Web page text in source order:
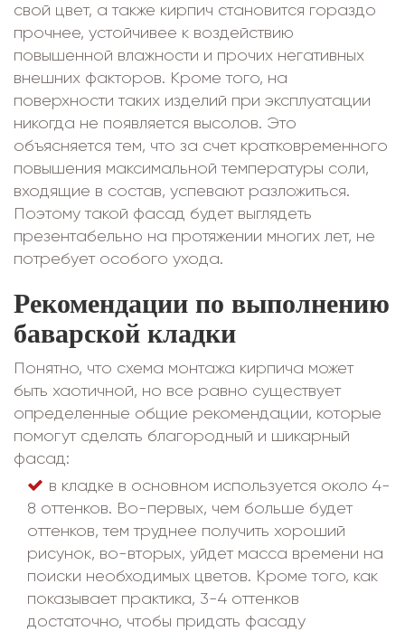
свой цвет, а также кирпич становится гораздо
прочнее, устойчивее к воздействию
повышенной влажности и прочих негативных
внешних факторов. Кроме того, на
поверхности таких изделий при эксплуатации
никогда не появляется высолов. Это
объясняется тем, что за счет кратковременного
повышения максимальной температуры соли,
входящие в состав, успевают разложиться.
Поэтому такой фасад будет выглядеть
презентабельно на протяжении многих лет, не
потребует особого ухода.
Рекомендации по выполнению
баварской кладки
Понятно, что схема монтажа кирпича может
быть хаотичной, но все равно существует
определенные общие рекомендации, которые
помогут сделать благородный и шикарный
фасад:
в кладке в основном используется около 4-
8 оттенков. Во-первых, чем больше будет
оттенков, тем труднее получить хороший
рисунок, во-вторых, уйдет масса времени на
поиски необходимых цветов. Кроме того, как
показывает практика, 3-4 оттенков
достаточно, чтобы придать фасаду